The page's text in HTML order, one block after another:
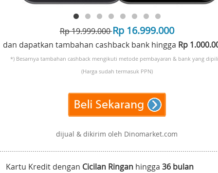
Rp 19.999.000Rp 16.999.000
dan dapatkan tambahan cashback bank hingga Rp
*) Besarnya tambahan cashback mengikuti metode pembayaran & bank yang
(Harga sudah termasuk PPN)
dijual & dikirim oleh Dinomarket.com
Kartu Kredit dengan Cicilan Ringan hingga 36 bulan